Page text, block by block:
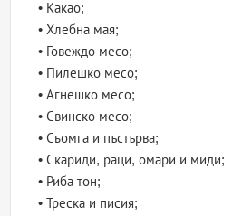
• Какао;
• Хлебна мая;
• Говеждо месо;
• Пилешко месо;
• Агнешко месо;
• Свинско месо;
• Сьомга и пъстърва;
• Скариди, раци, омари и миди;
• Риба тон;
• Треска и писия;